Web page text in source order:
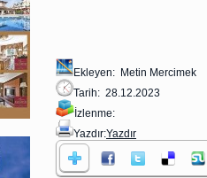
Ekleyen: Metin Mercimek
Tarih: 28.12.2023
İzlenme:
Yazdır:Yazdır